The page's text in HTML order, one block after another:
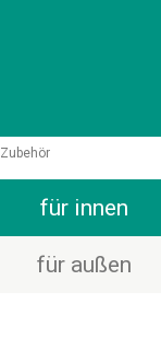
Zubehör
für innen
für außen